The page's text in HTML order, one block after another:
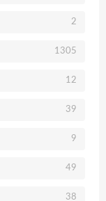
2
1305
12
39
9
49
38